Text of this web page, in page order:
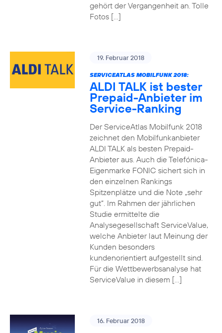
gehört der Vergangenheit an. Tolle
Fotos […]
19. Februar 2018
SERVICEATLAS MOBILFUNK 2018:
ALDI TALK ist bester
Prepaid-Anbieter im
Service-Ranking
Der ServiceAtlas Mobilfunk 2018
zeichnet den Mobilfunkanbieter
ALDI TALK als besten Prepaid-
Anbieter aus. Auch die Telefónica-
Eigenmarke FONIC sichert sich in
den einzelnen Rankings
Spitzenplätze und die Note „sehr
gut“. Im Rahmen der jährlichen
Studie ermittelte die
Analysegesellschaft ServiceValue,
welche Anbieter laut Meinung der
Kunden besonders
kundenorientiert aufgestellt sind.
Für die Wettbewerbsanalyse hat
ServiceValue in diesem […]
16. Februar 2018